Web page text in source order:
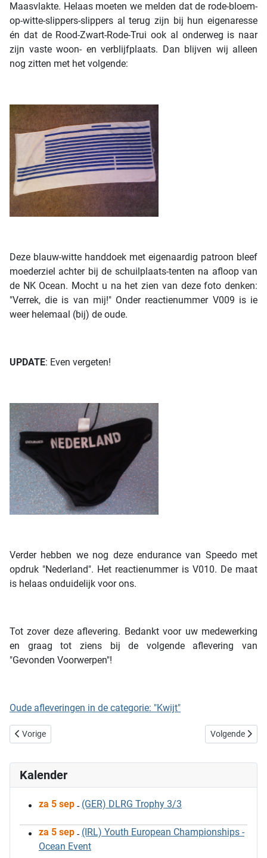
Maasvlakte. Helaas moeten we melden dat de rode-bloem-
op-witte-slippers-slippers al terug zijn bij hun eigenaresse
én dat de Rood-Zwart-Rode-Trui ook al onderweg is naar
zijn vaste woon- en verblijfplaats. Dan blijven wij alleen
nog zitten met het volgende:
Deze blauw-witte handdoek met eigenaardig patroon bleef
moederziel achter bij de schuilplaats-tenten na afloop van
de NK Ocean. Mocht u na het zien van deze foto denken:
"Verrek, die is van mij!" Onder reactienummer V009 is ie
weer helemaal (bij) de oude.
UPDATE: Even vergeten!
Verder hebben we nog deze endurance van Speedo met
opdruk "Nederland". Het reactienummer is V010. De maat
is helaas onduidelijk voor ons.
Tot zover deze aflevering. Bedankt voor uw medewerking
en graag tot ziens bij de volgende aflevering van
"Gevonden Voorwerpen"!
Oude afleveringen in de categorie: "Kwijt"
Vorig artikel: Gevonden Voorwerpen - V
Vorige Volgende
Volgende
Kalender
za 5 sep - (GER) DLRG Trophy 3/3
za 5 sep - (IRL) Youth European Championships -
Ocean Event